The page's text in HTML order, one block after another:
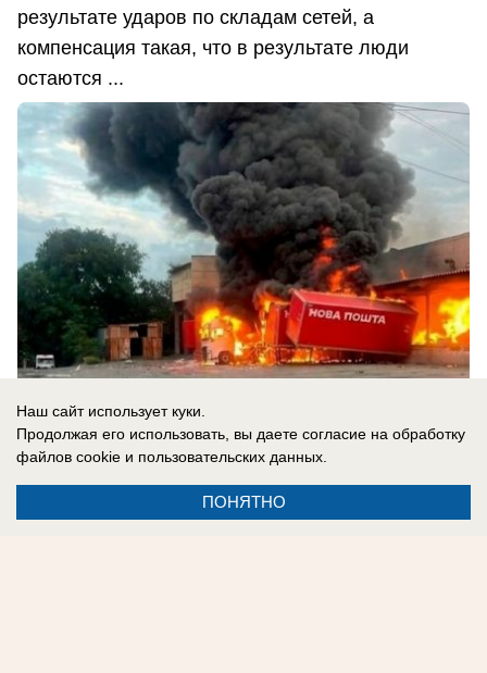
результате ударов по складам сетей, а
компенсация такая, что в результате люди
остаются ...
09.08.2026
Наш сайт использует куки.
Продолжая его использовать, вы даете согласие на обработку
файлов cookie и пользовательских данных.
ПОНЯТНО